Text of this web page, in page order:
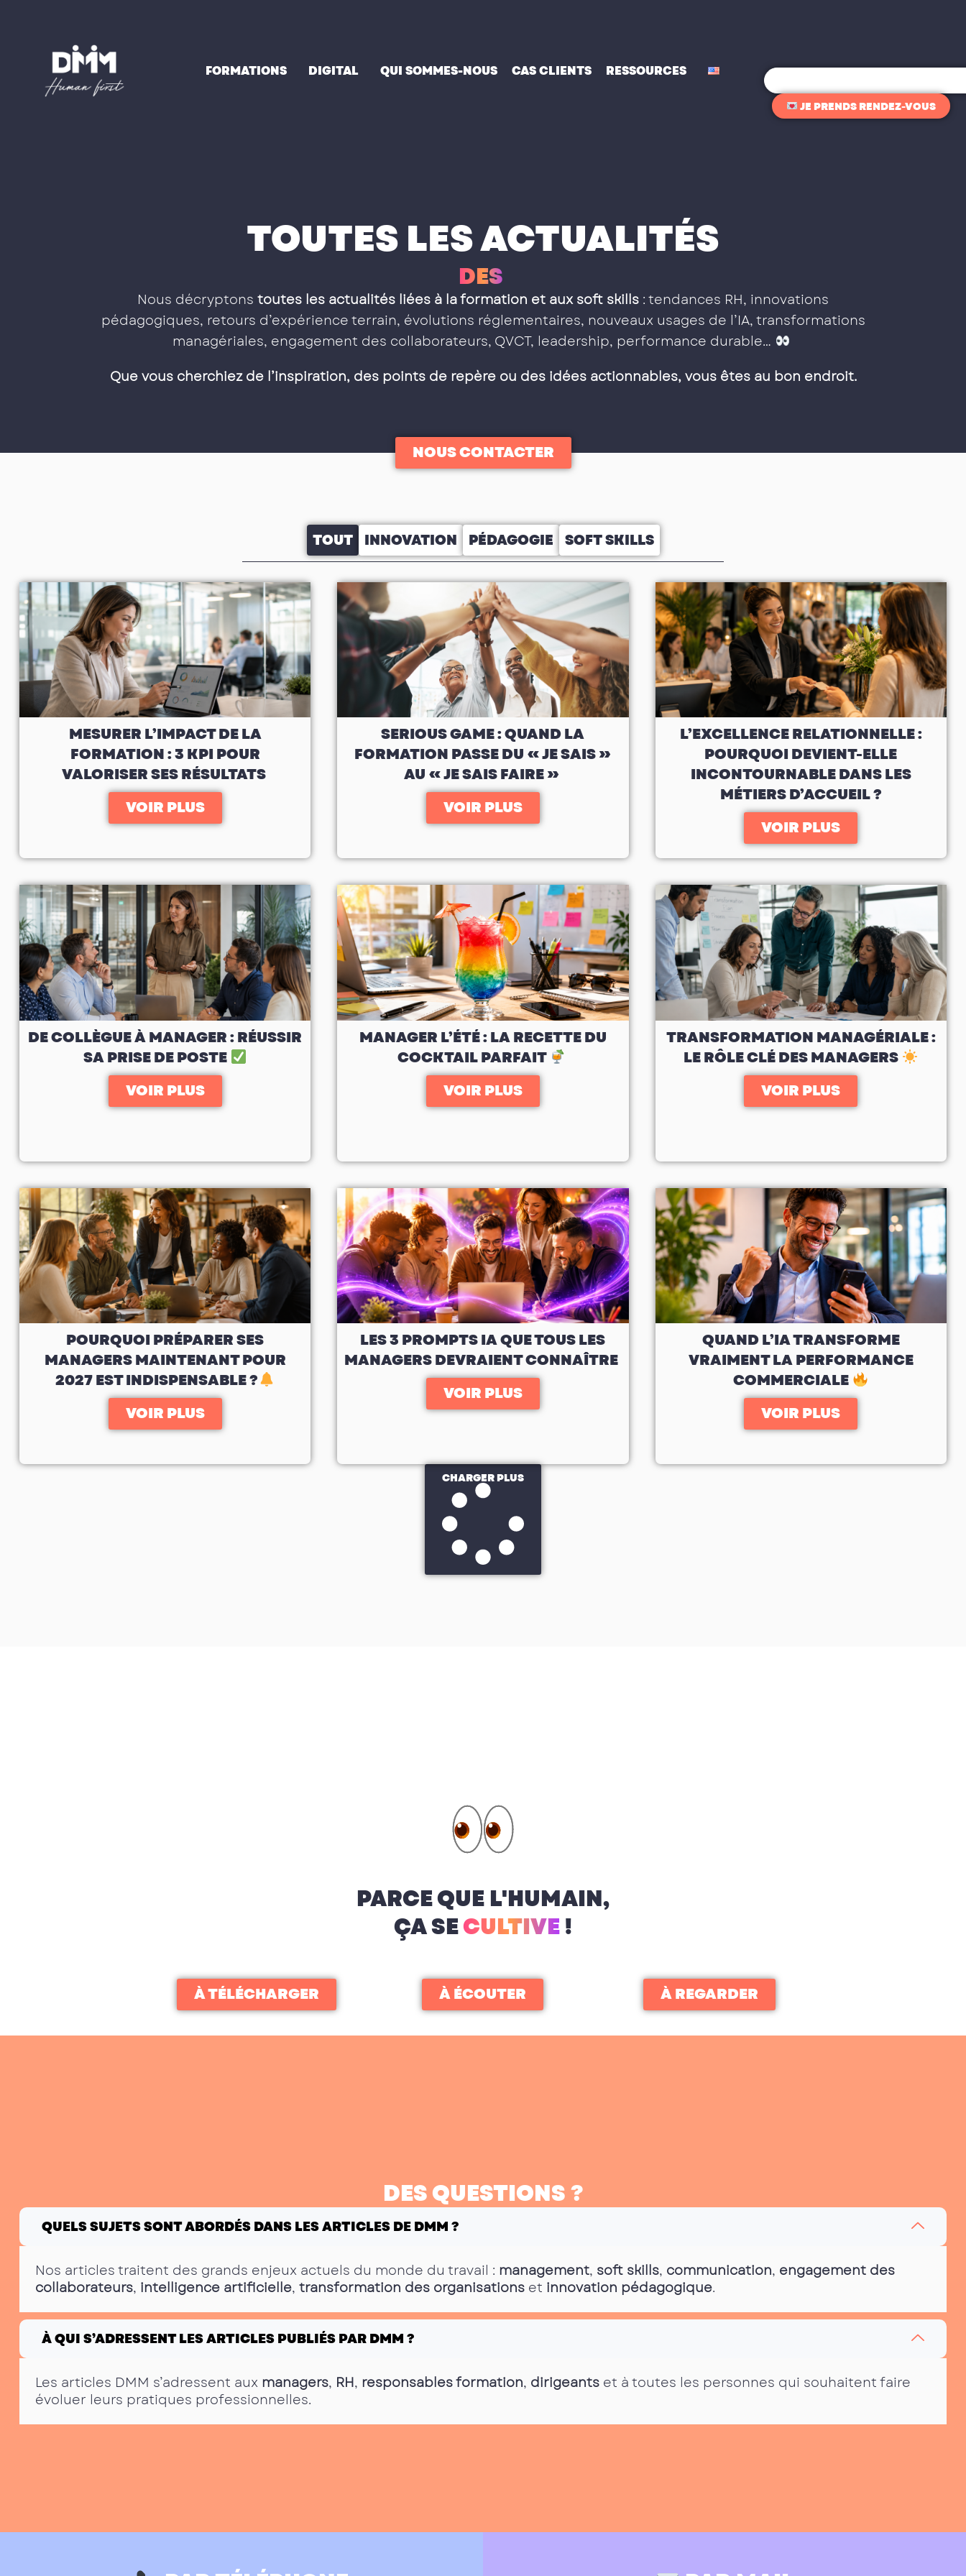
FORMATIONS DIGITAL QUI SOMMES-NOUS CAS CLIENTS RESSOURCES Rechercher
JE PRENDS RENDEZ-VOUS
TOUTES LES ACTUALITÉS
SOFT
Nous décryptons toutes les actualités liées à la formation et aux soft skills : tendances RH, innovations
pédagogiques, retours d’expérience terrain, évolutions réglementaires, nouveaux usages de l’IA, transformations
managériales, engagement des collaborateurs, QVCT, leadership, performance durable…
Que vous cherchiez de l’inspiration, des points de repère ou des idées actionnables, vous êtes au bon endroit.
NOUS CONTACTER
INNOVATION PÉDAGOGIE SOFT SKILLS
TOUT
MESURER L’IMPACT DE LA
FORMATION : 3 KPI POUR
VALORISER SES RÉSULTATS
VOIR PLUS
SERIOUS GAME : QUAND LA
FORMATION PASSE DU « JE SAIS »
AU « JE SAIS FAIRE »
VOIR PLUS
L’EXCELLENCE RELATIONNELLE :
POURQUOI DEVIENT-ELLE
INCONTOURNABLE DANS LES
MÉTIERS D’ACCUEIL ?
VOIR PLUS
DE COLLÈGUE À MANAGER : RÉUSSIR
SA PRISE DE POSTE
VOIR PLUS
MANAGER L’ÉTÉ : LA RECETTE DU
COCKTAIL PARFAIT
VOIR PLUS
TRANSFORMATION MANAGÉRIALE :
LE RÔLE CLÉ DES MANAGERS
VOIR PLUS
POURQUOI PRÉPARER SES
MANAGERS MAINTENANT POUR
2027 EST INDISPENSABLE ?
VOIR PLUS
LES 3 PROMPTS IA QUE TOUS LES
MANAGERS DEVRAIENT CONNAÎTRE
VOIR PLUS
QUAND L’IA TRANSFORME
VRAIMENT LA PERFORMANCE
COMMERCIALE
VOIR PLUS
CHARGER PLUS
PARCE QUE L'HUMAIN,
ÇA SECULTIVE!
À TÉLÉCHARGER À ÉCOUTER À REGARDER
DES QUESTIONS ?
QUELS SUJETS SONT ABORDÉS DANS LES ARTICLES DE DMM ?
Nos articles traitent des grands enjeux actuels du monde du travail : management, soft skills, communication, engagement des
collaborateurs, intelligence artificielle, transformation des organisations et innovation pédagogique.
À QUI S’ADRESSENT LES ARTICLES PUBLIÉS PAR DMM ?
Les articles DMM s’adressent aux managers, RH, responsables formation, dirigeants et à toutes les personnes qui souhaitent faire
évoluer leurs pratiques professionnelles.